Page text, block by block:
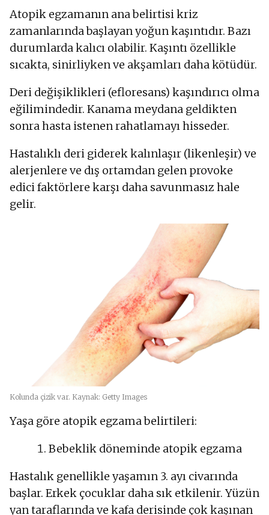
Atopik egzamanın ana belirtisi kriz
zamanlarında başlayan yoğun kaşıntıdır. Bazı
durumlarda kalıcı olabilir. Kaşıntı özellikle
sıcakta, sinirliyken ve akşamları daha kötüdür.
Deri değişiklikleri (efloresans) kaşındırıcı olma
eğilimindedir. Kanama meydana geldikten
sonra hasta istenen rahatlamayı hisseder.
Hastalıklı deri giderek kalınlaşır (likenleşir) ve
alerjenlere ve dış ortamdan gelen provoke
edici faktörlere karşı daha savunmasız hale
gelir.
Kolunda çizik var. Kaynak: Getty Images
Yaşa göre atopik egzama belirtileri:
Bebeklik döneminde atopik egzama
Hastalık genellikle yaşamın 3. ayı civarında
başlar. Erkek çocuklar daha sık etkilenir. Yüzün
yan taraflarında ve kafa derisinde çok kaşınan